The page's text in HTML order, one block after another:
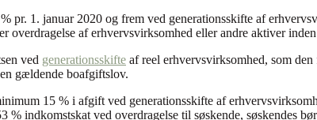
pr. 1. januar 2020 og frem ved generationsskifte af
overdragelse af erhvervsvirksomhed eller andre aktiver
ved generationsskifte af reel erhvervsvirksomhed, som
gældende boafgiftslov.
15 % i afgift ved generationsskifte af
indkomstskat ved overdragelse til søskende, søskendes